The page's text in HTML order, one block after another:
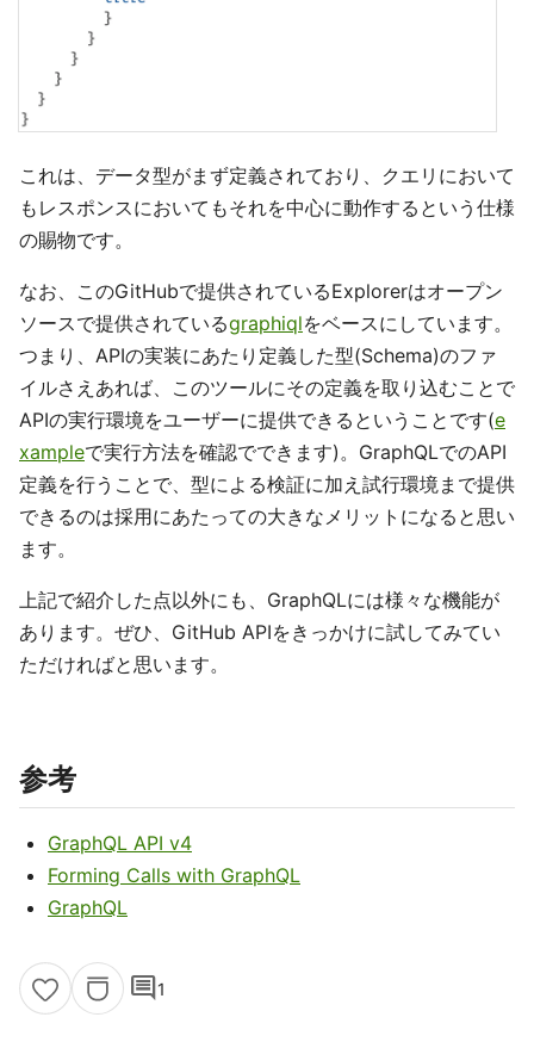
これは、データ型がまず定義されており、クエリにおいて
もレスポンスにおいてもそれを中心に動作するという仕様
の賜物です。
なお、このGitHubで提供されているExplorerはオープン
ソースで提供されているgraphiqlをベースにしています。
つまり、APIの実装にあたり定義した型(Schema)のファ
イルさえあれば、このツールにその定義を取り込むことで
APIの実行環境をユーザーに提供できるということです(e
xampleで実行方法を確認でできます)。GraphQLでのAPI
定義を行うことで、型による検証に加え試行環境まで提供
できるのは採用にあたっての大きなメリットになると思い
ます。
上記で紹介した点以外にも、GraphQLには様々な機能が
あります。ぜひ、GitHub APIをきっかけに試してみてい
ただければと思います。
参考
GraphQL API v4
Forming Calls with GraphQL
GraphQL
comment1